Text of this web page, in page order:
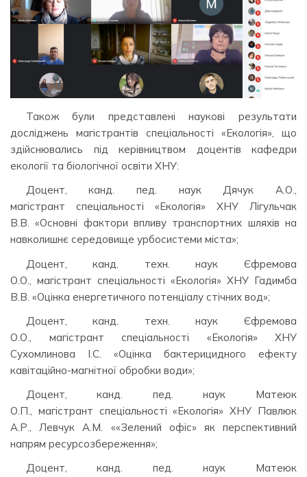
Також були представлені наукові результати
досліджень магістрантів спеціальності «Екологія», що
здійснювались під керівництвом доцентів кафедри
екології та біологічної освіти ХНУ:
Доцент, канд. пед. наук Дячук А.О.,
магістрант спеціальності «Екологія» ХНУ Лігульчак
В.В. «Основні фактори впливу транспортних шляхів на
навколишнє середовище урбосистеми міста»;
Доцент, канд. техн. наук Єфремова
О.О., магістрант спеціальності «Екологія» ХНУ Гадимба
В.В. «Оцінка енергетичного потенціалу стічних вод»;
Доцент, канд. техн. наук Єфремова
О.О., магістрант спеціальності «Екологія» ХНУ
Сухомлинова І.С. «Оцінка бактерицидного ефекту
кавітаційно-магнітної обробки води»;
Доцент, канд. пед. наук Матеюк
О.П., магістрант спеціальності «Екологія» ХНУ Павлюк
А.Р., Левчук А.М. ««Зелений офіс» як перспективний
напрям ресурсозбереження»;
Доцент, канд. пед. наук Матеюк